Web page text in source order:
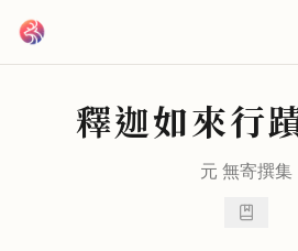
釋迦如來行
元 無寄撰集